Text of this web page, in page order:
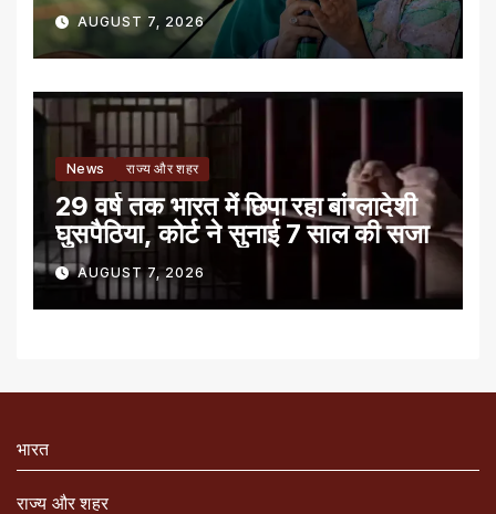
AUGUST 7, 2026
News राज्य और शहर
29 वर्ष तक भारत में छिपा रहा बांग्लादेशी
घुसपैठिया, कोर्ट ने सुनाई 7 साल की सजा
AUGUST 7, 2026
भारत
राज्य और शहर